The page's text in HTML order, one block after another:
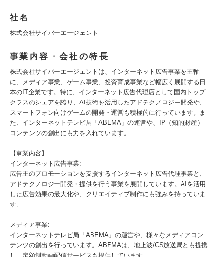
社名
株式会社サイバーエージェント
事業内容・会社の特長
株式会社サイバーエージェントは、インターネット広告事業を主軸
に、メディア事業、ゲーム事業、投資育成事業など幅広く展開する日
本のIT企業です。特に、インターネット広告代理店として国内トップ
クラスのシェアを誇り、AI技術を活用したアドテクノロジー開発や、
スマートフォン向けゲームの開発・運営も積極的に行っています。ま
た、インターネットテレビ局「ABEMA」の運営や、IP（知的財産）
コンテンツの創出にも力を入れています。
【事業内容】
インターネット広告事業:
広告主のプロモーションを支援するインターネット広告代理事業と、
アドテクノロジー開発・提供を行う事業を展開しています。AIを活用
した広告効果の最大化や、クリエイティブ制作にも強みを持っていま
す。
メディア事業:
インターネットテレビ局「ABEMA」の運営や、様々なメディアコン
テンツの創出を行っています。ABEMAは、地上波/CS放送局とも提携
し、定額制動画配信サービスも提供しています。